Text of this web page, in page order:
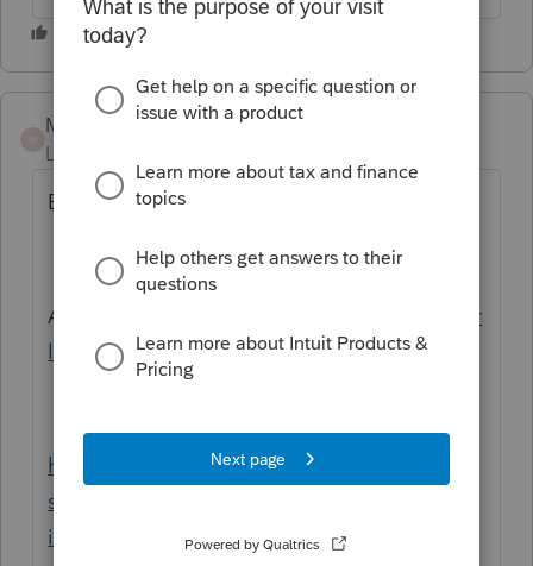
Mario B
Level 11
Bonjour,
Allez cet article et executez la section
Gérer
le registre Windows
https://quickbooks.intuit.com/learn-
support/fr-ca/t%C3%A9l%C3%A9charger-
installer-et-configurer/effectuer-une-